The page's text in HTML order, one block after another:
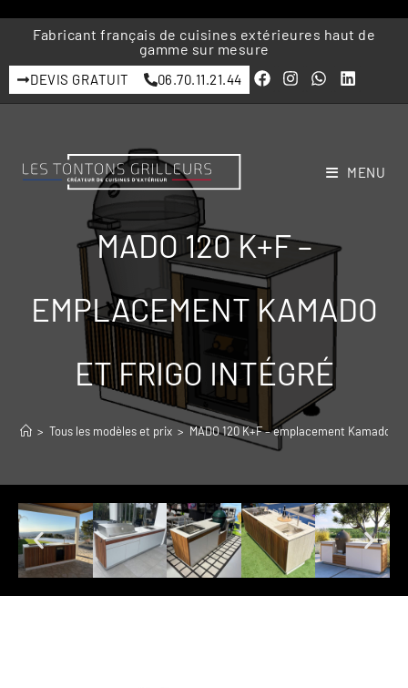
Fabricant français de cuisines extérieures haut de
gamme sur mesure
DEVIS GRATUIT 06.70.11.21.44
MENU
MADO 120 K+F –
EMPLACEMENT KAMADO
ET FRIGO INTÉGRÉ
> Tous les modèles et prix > MADO 120 K+F – emplacement Kamado